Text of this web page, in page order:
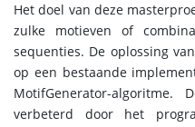
Het doel van deze
zulke motieven of
sequenties. De oplossing
op een bestaande
MotifGenerator-algoritme.
verbeterd door het